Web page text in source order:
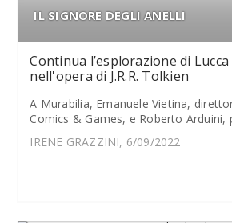
IL SIGNORE DEGLI ANELLI
Continua l’esplorazione di Lucca
nell'opera di J.R.R. Tolkien
A Murabilia, Emanuele Vietina,
Comics & Games, e Roberto Arduini,
IRENE GRAZZINI, 6/09/2022